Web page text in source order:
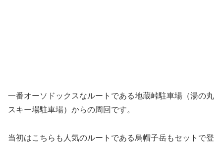
一番オーソドックスなルートである地蔵峠駐車場（湯の丸
スキー場駐車場）からの周回です。
当初はこちらも人気のルートである烏帽子岳もセットで登